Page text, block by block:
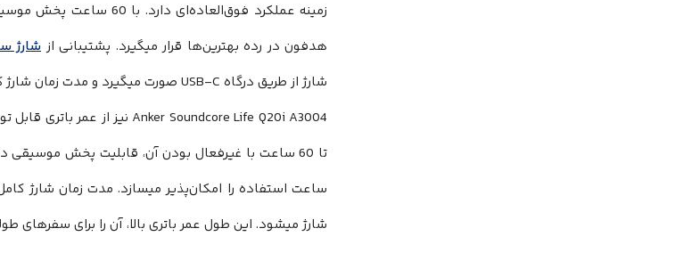
هدفون در رده بهترین‌ها قرار میگیرد. پشتیبانی از شارژ
شارژ از طریق درگاه USB-C صورت میگیرد و مدت زمان شارژ کامل آن بین 1 تا 2 ساعت است.
شارژ میشود. این طول عمر باتری بالا، آن را برای سفرهای